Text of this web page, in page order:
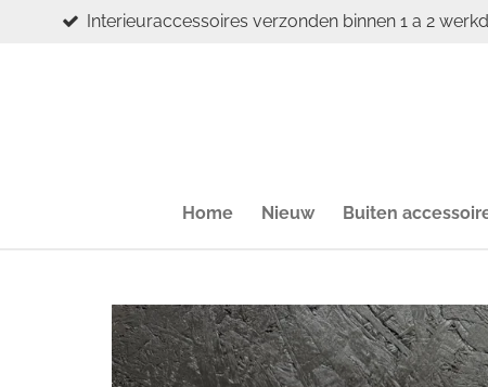
Interieuraccessoires verzonden binnen 1 a 2
Home Nieuw Buiten